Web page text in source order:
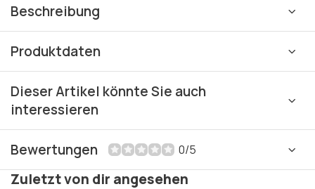
Beschreibung
Produktdaten
Dieser Artikel könnte Sie auch
interessieren
Bewertungen 0/5
Zuletzt von dir angesehen